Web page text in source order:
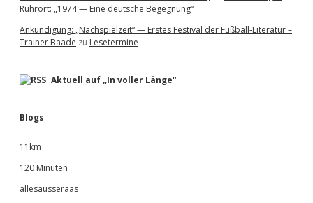
Ruhrort: „1974 — Eine deutsche Begegnung“
Ankündigung: „Nachspielzeit“ — Erstes Festival der Fußball-Literatur –
Trainer Baade zu Lesetermine
Aktuell auf „In voller Länge“
Blogs
11km
120 Minuten
allesausseraas